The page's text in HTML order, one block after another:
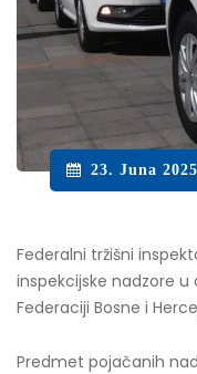
23. Juna
Federalni tržišni
inspekcijske nadzore
Federaciji Bosne i
Predmet pojačanih